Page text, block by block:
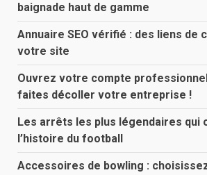
baignade haut de gamme
Annuaire SEO vérifié : des liens de
votre site
Ouvrez votre compte
faites décoller votre entreprise !
Les arrêts les plus légendaires qui
l’histoire du football
Accessoires de bowling :